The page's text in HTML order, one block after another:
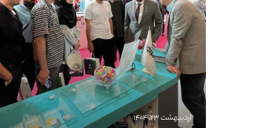
اردیبهشت ۲۳, ۱۴۰۴